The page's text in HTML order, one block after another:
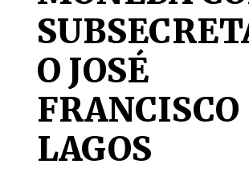
O JOSÉ
FRANCISCO
LAGOS